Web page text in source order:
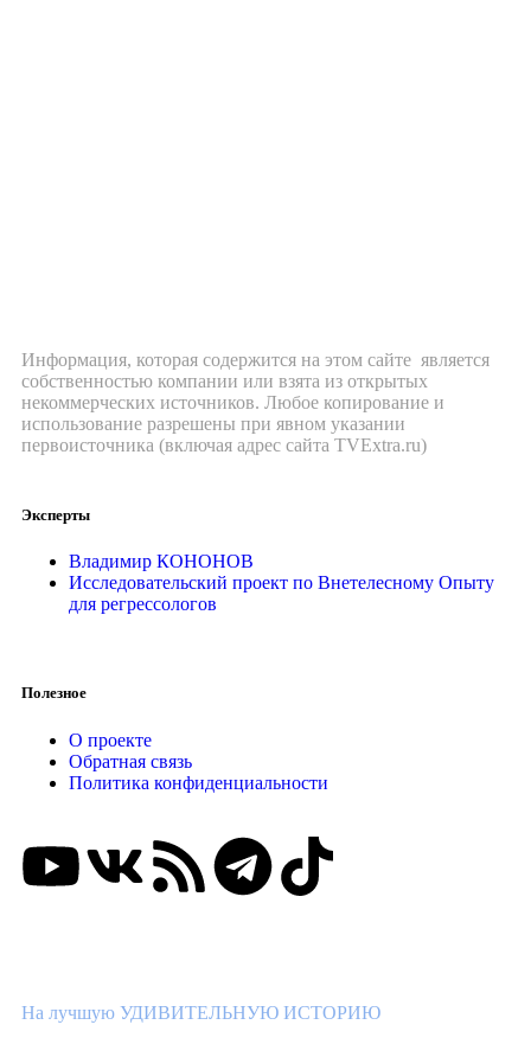
Информация, которая содержится на этом сайте является
собственностью компании или взята из открытых
некоммерческих источников. Любое копирование и
использование разрешены при явном указании
первоисточника (включая адрес сайта TVExtra.ru)
Эксперты
Владимир КОНОНОВ
Исследовательский проект по Внетелесному Опыту
для регрессологов
Полезное
О проекте
Обратная связь
Политика конфиденциальности
На лучшую УДИВИТЕЛЬНУЮ ИСТОРИЮ